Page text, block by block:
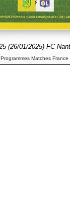
(26/01/2025) FC
Programmes Matches France